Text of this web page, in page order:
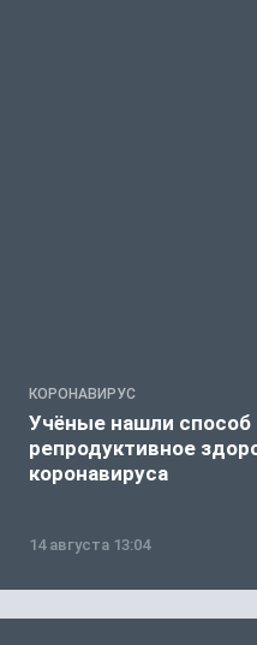
КОРОНАВИРУС
Учёные нашли способ
репродуктивное
коронавируса
14 августа 13:04